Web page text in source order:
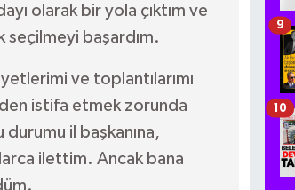
olarak bir yola çıktım ve
seçilmeyi başardım.
ve toplantılarımı
istifa etmek zorunda
durumu il başkanına,
ilettim. Ancak bana
9
10